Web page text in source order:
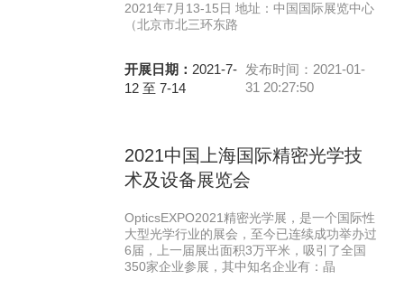
2021年7月13-15日 地址：中国国际展览中心
（北京市北三环东路
开展日期： 2021-7-
12 至 7-14
发布时间：2021-01-
31 20:27:50
2021中国上海国际精密光学技
术及设备展览会
OpticsEXPO2021精密光学展，是一个国际性
大型光学行业的展会，至今已连续成功举办过
6届，上一届展出面积3万平米，吸引了全国
350家企业参展，其中知名企业有：晶